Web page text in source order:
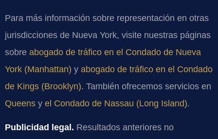
Para más información sobre representación en otras
jurisdicciones de Nueva York, visite nuestras páginas
sobre abogado de tráfico en el Condado de Nueva
York (Manhattan) y abogado de tráfico en el Condado
de Kings (Brooklyn). También ofrecemos servicios en
Queens y el Condado de Nassau (Long Island).
Publicidad legal. Resultados anteriores no